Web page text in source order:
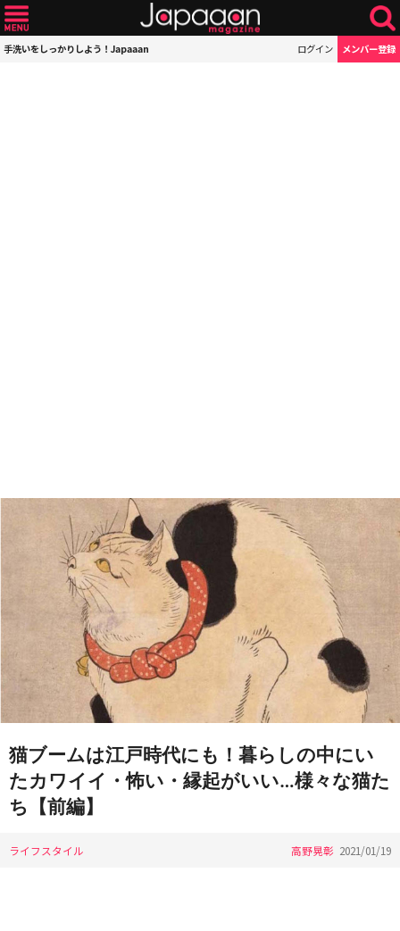
手洗いをしっかりしよう！Japaaan ログイン メンバー登録
猫ブームは江戸時代にも！暮らしの中にい
たカワイイ・怖い・縁起がいい…様々な猫た
ち【前編】
ライフスタイル 高野晃彰 2021/01/19